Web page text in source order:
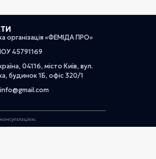
організація «ФЕМІДА ПРО»
45791169
04116, місто Київ, вул.
будинок 1Б, офіс 320/1